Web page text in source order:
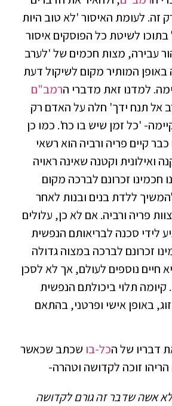
זה. לעומת האיסור 'לא טוב היות
לשיטת כל הפוסקים איסור
עבירה, מצות חכמים של 'לערב
המותיר מקום לשיקול דעת
למדנו זאת מדברי הרמב"ם
אל תנח ידך' חלה על האדם רק
'כל זמן שיש בו כח'. כמו כן
קיים פריה ורביה הוא רשאי
ואילונית וקטנה שאינה ראויה
חכמינו זכרונם לברכה מקום
ללדת בנים ובנות לאחר
פריה ורביה. אם לא כן, עלולים
לידי סכנה לבריאותם הנפשית
זכרונם לברכה במצוה גדולה
חיים נוספים לעולם, אך לא לסכן
תלוי ביכולתם הנפשית
באופן אישי ופרטני, בהתאם
דבריו של הכל-בו שכתב שכאשר
זוכה לקדושה וטהרה-
אשה שדבר זה גורם לקדושה